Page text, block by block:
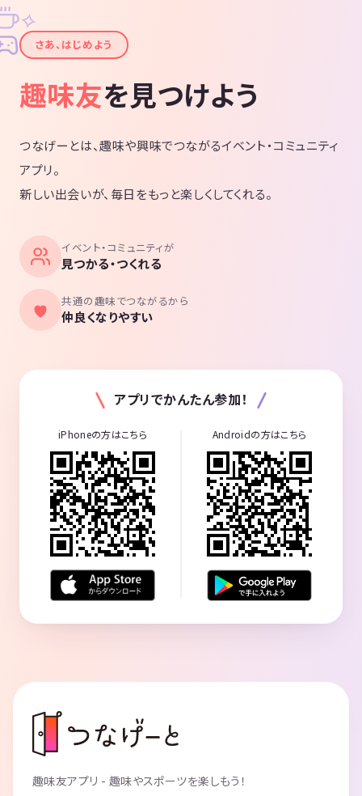
✦
✧
さあ、はじめよう
趣味友を見つけよう
つなげーとは、趣味や興味でつながるイベント・コミュニティ
アプリ。
新しい出会いが、毎日をもっと楽しくしてくれる。
イベント・コミュニティが
見つかる・つくれる
共通の趣味でつながるから
仲良くなりやすい
アプリでかんたん参加！
iPhoneの方はこちら Androidの方はこちら
趣味友アプリ - 趣味やスポーツを楽しもう！